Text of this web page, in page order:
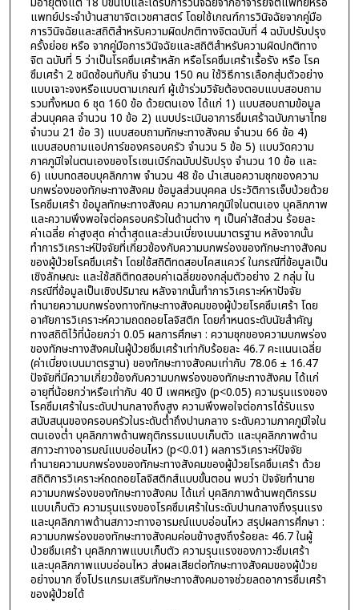
แพทย์ประจำบ้านสาขาจิตเวชศาสตร์ โดยใช้เกณฑ์การวินิจฉัยจากคู่มือ
การวินิจฉัยและสถิติสำหรับความผิดปกติทางจิตฉบับที่ 4 ฉบับปรับปรุง
ครั้งย่อย หรือ จากคู่มือการวินิจฉัยและสถิติสำหรับความผิดปกติทาง
จิต ฉบับที่ 5 ว่าเป็นโรคซึมเศร้าหลัก หรือโรคซึมเศร้าเรื้อรัง หรือ โรค
ซึมเศร้า 2 ชนิดซ้อนทับกัน จำนวน 150 คน ใช้วิธีการเลือกสุ่มตัวอย่าง
แบบเจาะจงหรือแบบตามเกณฑ์ ผู้เข้าร่วมวิจัยต้องตอบแบบสอบถาม
รวมทั้งหมด 6 ชุด 160 ข้อ ด้วยตนเอง ได้แก่ 1) แบบสอบถามข้อมูล
ส่วนบุคคล จำนวน 10 ข้อ 2) แบบประเมินอาการซึมเศร้าฉบับภาษาไทย
จำนวน 21 ข้อ 3) แบบสอบถามทักษะทางสังคม จำนวน 66 ข้อ 4)
แบบสอบถามแอปการ์ของครอบครัว จำนวน 5 ข้อ 5) แบบวัดความ
ภาคภูมิใจในตนเองของโรเซนเบิร์กฉบับปรับปรุง จำนวน 10 ข้อ และ
6) แบบทดสอบบุคลิกภาพ จำนวน 48 ข้อ นำเสนอความชุกของความ
บกพร่องของทักษะทางสังคม ข้อมูลส่วนบุคคล ประวัติการเจ็บป่วยด้วย
โรคซึมเศร้า ข้อมูลทักษะทางสังคม ความภาคภูมิใจในตนเอง บุคลิกภาพ
และความพึงพอใจต่อครอบครัวในด้านต่าง ๆ เป็นค่าสัดส่วน ร้อยละ
ค่าเฉลี่ย ค่าสูงสุด ค่าต่ำสุดและส่วนเบี่ยงเบนมาตรฐาน หลังจากนั้น
ทำการวิเคราะห์ปัจจัยที่เกี่ยวข้องกับความบกพร่องของทักษะทางสังคม
ของผู้ป่วยโรคซึมเศร้า โดยใช้สถิติทดสอบไคสแควร์ ในกรณีที่ข้อมูลเป็น
เชิงลักษณะ และใช้สถิติทดสอบค่าเฉลี่ยของกลุ่มตัวอย่าง 2 กลุ่ม ใน
กรณีที่ข้อมูลเป็นเชิงปริมาณ หลังจากนั้นทำการวิเคราะห์หาปัจจัย
ทำนายความบกพร่องทางทักษะทางสังคมของผู้ป่วยโรคซึมเศร้า โดย
อาศัยการวิเคราะห์ความถดถอยโลจิสติก โดยกำหนดระดับนัยสำคัญ
ทางสถิติไว้ที่น้อยกว่า 0.05 ผลการศึกษา : ความชุกของความบกพร่อง
ของทักษะทางสังคมในผู้ป่วยซึมเศร้าเท่ากับร้อยละ 46.7 คะแนนเฉลี่ย
(ค่าเบี่ยงเบนมาตรฐาน) ของทักษะทางสังคมเท่ากับ 78.06 ± 16.47
ปัจจัยที่มีความเกี่ยวข้องกับความบกพร่องของทักษะทางสังคม ได้แก่
อายุที่น้อยกว่าหรือเท่ากับ 40 ปี เพศหญิง (p<0.05) ความรุนแรงของ
โรคซึมเศร้าในระดับปานกลางถึงสูง ความพึงพอใจต่อการได้รับแรง
สนับสนุนของครอบครัวในระดับต่ำถึงปานกลาง ระดับความภาคภูมิใจใน
ตนเองต่ำ บุคลิกภาพด้านพฤติกรรมแบบเก็บตัว และบุคลิกภาพด้าน
สภาวะทางอารมณ์แบบอ่อนไหว (p<0.01) ผลการวิเคราะห์ปัจจัย
ทำนายความบกพร่องของทักษะทางสังคมของผู้ป่วยโรคซึมเศร้า ด้วย
สถิติการวิเคราะห์ถดถอยโลจิสติกส์แบบขั้นตอน พบว่า ปัจจัยทำนาย
ความบกพร่องของทักษะทางสังคม ได้แก่ บุคลิกภาพด้านพฤติกรรม
แบบเก็บตัว ความรุนแรงของโรคซึมเศร้าในระดับปานกลางถึงรุนแรง
และบุคลิกภาพด้านสภาวะทางอารมณ์แบบอ่อนไหว สรุปผลการศึกษา :
ความบกพร่องของทักษะทางสังคมค่อนข้างสูงถึงร้อยละ 46.7 ในผู้
ป่วยซึมเศร้า บุคลิกภาพแบบเก็บตัว ความรุนแรงของภาวะซึมเศร้า
และบุคลิกภาพแบบอ่อนไหว ส่งผลเสียต่อทักษะทางสังคมของผู้ป่วย
อย่างมาก ซึ่งโปรแกรมเสริมทักษะทางสังคมอาจช่วยลดอาการซึมเศร้า
ของผู้ป่วยได้